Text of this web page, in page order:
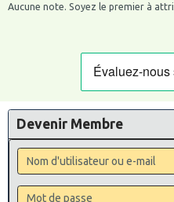
Aucune note. Soyez le premier à
Devenir Membre